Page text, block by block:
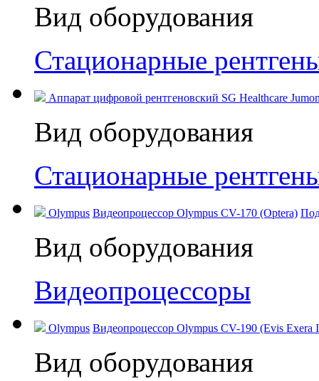
Вид оборудования
Стационарные
Аппарат цифровой рентгеновский SG Healthcare
Вид оборудования
Стационарные
Olympus Видеопроцессор Olympus CV-170 (Optera)
Вид оборудования
Видеопроцессоры
Olympus Видеопроцессор Olympus CV-190 (Evis Exera
Вид оборудования